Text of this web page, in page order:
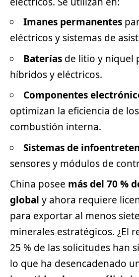
Imanes permanentes
eléctricos y sistemas de
Baterías de litio y níquel
híbridos y eléctricos.
Componentes
optimizan la eficiencia de
combustión interna.
Sistemas de
sensores y módulos de
China posee más del 70 %
global y ahora requiere
para exportar al menos
minerales estratégicos. ¿El
25 % de las solicitudes han
lo que ha desencadenado